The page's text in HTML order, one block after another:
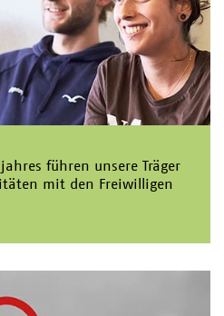
führen unsere Träger
mit den Freiwilligen